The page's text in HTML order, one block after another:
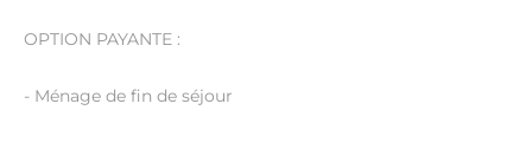
OPTION PAYANTE :
- Ménage de fin de séjour